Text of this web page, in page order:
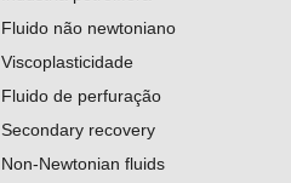
Fluido não newtoniano
Viscoplasticidade
Fluido de perfuração
Secondary recovery
Non-Newtonian fluids